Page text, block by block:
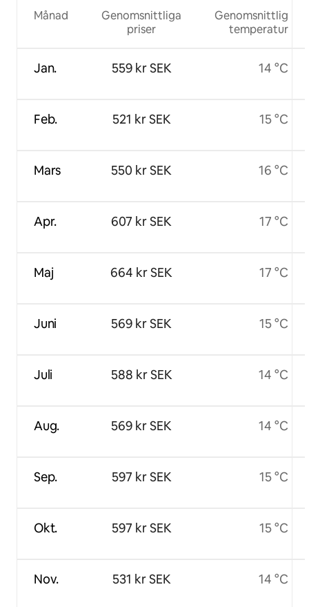
Månad
Jan.
Feb.
Mars
Apr.
Maj
Juni
Juli
Aug.
Sep.
Okt.
Nov.
Genomsnittliga
priser
559 kr SEK
521 kr SEK
550 kr SEK
607 kr SEK
664 kr SEK
569 kr SEK
588 kr SEK
569 kr SEK
597 kr SEK
597 kr SEK
531 kr SEK
Genomsnittlig
temperatur
14 °C
15 °C
16 °C
17 °C
17 °C
15 °C
14 °C
14 °C
15 °C
15 °C
14 °C